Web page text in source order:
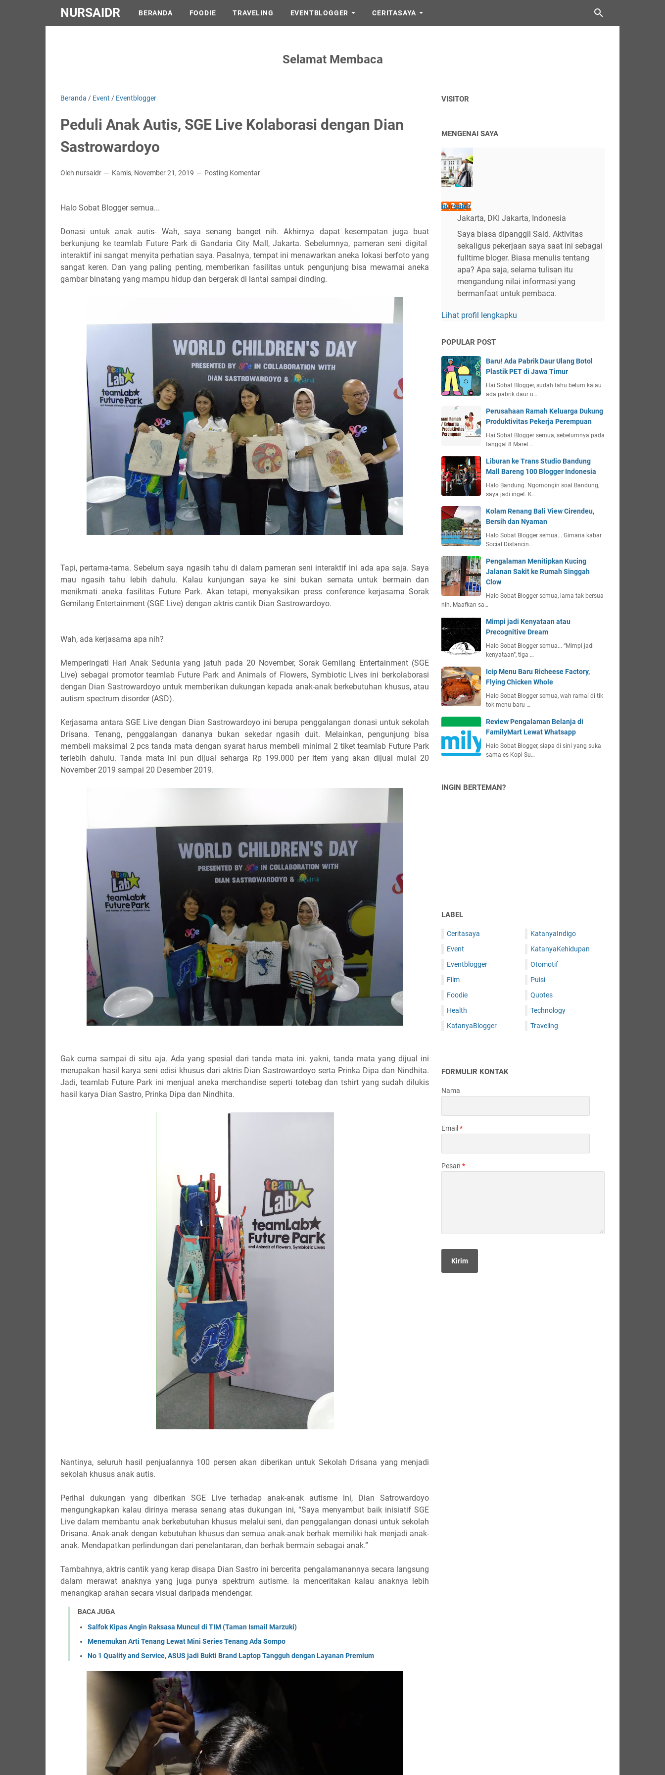
NURSAIDR BERANDA FOODIE TRAVELING EVENTBLOGGER CERITASAYA
Selamat Membaca
Beranda / Event / Eventblogger
Peduli Anak Autis, SGE Live Kolaborasi dengan Dian
Sastrowardoyo
Oleh nursaidr Kamis, November 21, 2019 Posting Komentar
Halo Sobat Blogger semua...
Donasi untuk anak autis- Wah, saya senang banget nih. Akhirnya dapat kesempatan juga buat
berkunjung ke teamlab Future Park di Gandaria City Mall, Jakarta. Sebelumnya, pameran seni digital
interaktif ini sangat menyita perhatian saya. Pasalnya, tempat ini menawarkan aneka lokasi berfoto yang
sangat keren. Dan yang paling penting, memberikan fasilitas untuk pengunjung bisa mewarnai aneka
gambar binatang yang mampu hidup dan bergerak di lantai sampai dinding.
Tapi, pertama-tama. Sebelum saya ngasih tahu di dalam pameran seni interaktif ini ada apa saja. Saya
mau ngasih tahu lebih dahulu. Kalau kunjungan saya ke sini bukan semata untuk bermain dan
menikmati aneka fasilitas Future Park. Akan tetapi, menyaksikan press conference kerjasama Sorak
Gemilang Entertainment (SGE Live) dengan aktris cantik Dian Sastrowardoyo.
Wah, ada kerjasama apa nih?
Memperingati Hari Anak Sedunia yang jatuh pada 20 November, Sorak Gemilang Entertainment (SGE
Live) sebagai promotor teamlab Future Park and Animals of Flowers, Symbiotic Lives ini berkolaborasi
dengan Dian Sastrowardoyo untuk memberikan dukungan kepada anak-anak berkebutuhan khusus, atau
autism spectrum disorder (ASD).
Kerjasama antara SGE Live dengan Dian Sastrowardoyo ini berupa penggalangan donasi untuk sekolah
Drisana. Tenang, penggalangan dananya bukan sekedar ngasih duit. Melainkan, pengunjung bisa
membeli maksimal 2 pcs tanda mata dengan syarat harus membeli minimal 2 tiket teamlab Future Park
terlebih dahulu. Tanda mata ini pun dijual seharga Rp 199.000 per item yang akan dijual mulai 20
November 2019 sampai 20 Desember 2019.
Gak cuma sampai di situ aja. Ada yang spesial dari tanda mata ini. yakni, tanda mata yang dijual ini
merupakan hasil karya seni edisi khusus dari aktris Dian Sastrowardoyo serta Prinka Dipa dan Nindhita.
Jadi, teamlab Future Park ini menjual aneka merchandise seperti totebag dan tshirt yang sudah dilukis
hasil karya Dian Sastro, Prinka Dipa dan Nindhita.
Nantinya, seluruh hasil penjualannya 100 persen akan diberikan untuk Sekolah Drisana yang menjadi
sekolah khusus anak autis.
Perihal dukungan yang diberikan SGE Live terhadap anak-anak autisme ini, Dian Satrowardoyo
mengungkapkan kalau dirinya merasa senang atas dukungan ini, “Saya menyambut baik inisiatif SGE
Live dalam membantu anak berkebutuhan khusus melalui seni, dan penggalangan donasi untuk sekolah
Drisana. Anak-anak dengan kebutuhan khusus dan semua anak-anak berhak memiliki hak menjadi anak-
anak. Mendapatkan perlindungan dari penelantaran, dan berhak bermain sebagai anak.”
Tambahnya, aktris cantik yang kerap disapa Dian Sastro ini bercerita pengalamanannya secara langsung
dalam merawat anaknya yang juga punya spektrum autisme. Ia menceritakan kalau anaknya lebih
menangkap arahan secara visual daripada mendengar.
BACA JUGA
Salfok Kipas Angin Raksasa Muncul di TIM (Taman Ismail Marzuki)
Menemukan Arti Tenang Lewat Mini Series Tenang Ada Sompo
No 1 Quality and Service, ASUS jadi Bukti Brand Laptop Tangguh dengan Layanan Premium
VISITOR
MENGENAI SAYA
nursaidr
Jakarta, DKI Jakarta, Indonesia
Saya biasa dipanggil Said. Aktivitas
sekaligus pekerjaan saya saat ini sebagai
fulltime bloger. Biasa menulis tentang
apa? Apa saja, selama tulisan itu
mengandung nilai informasi yang
bermanfaat untuk pembaca.
Lihat profil lengkapku
POPULAR POST
Baru! Ada Pabrik Daur Ulang Botol
Plastik PET di Jawa Timur
Hai Sobat Blogger, sudah tahu belum kalau
ada pabrik daur u…
Perusahaan Ramah Keluarga Dukung
Produktivitas Pekerja Perempuan
Hai Sobat Blogger semua, sebelumnya pada
tanggal 8 Maret …
Liburan ke Trans Studio Bandung
Mall Bareng 100 Blogger Indonesia
Halo Bandung. Ngomongin soal Bandung,
saya jadi inget. K…
Kolam Renang Bali View Cirendeu,
Bersih dan Nyaman
Halo Sobat Blogger semua... Gimana kabar
Social Distancin…
Pengalaman Menitipkan Kucing
Jalanan Sakit ke Rumah Singgah
Clow
Halo Sobat Blogger semua, lama tak bersua
nih. Maafkan sa…
Mimpi jadi Kenyataan atau
Precognitive Dream
Halo Sobat Blogger semua... “Mimpi jadi
kenyataan”, tiga …
Icip Menu Baru Richeese Factory,
Flying Chicken Whole
Halo Sobat Blogger semua, wah ramai di tik
tok menu baru …
Review Pengalaman Belanja di
FamilyMart Lewat Whatsapp
Halo Sobat Blogger, siapa di sini yang suka
sama es Kopi Su…
INGIN BERTEMAN?
LABEL
Ceritasaya
Event
Eventblogger
Film
Foodie
Health
KatanyaBlogger
KatanyaIndigo
KatanyaKehidupan
Otomotif
Puisi
Quotes
Technology
Traveling
FORMULIR KONTAK
Nama
Email *
Pesan *